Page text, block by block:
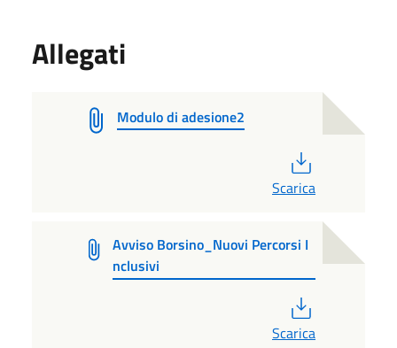
Allegati
Modulo di adesione2
Scarica
Avviso Borsino_Nuovi Percorsi I
nclusivi
Scarica